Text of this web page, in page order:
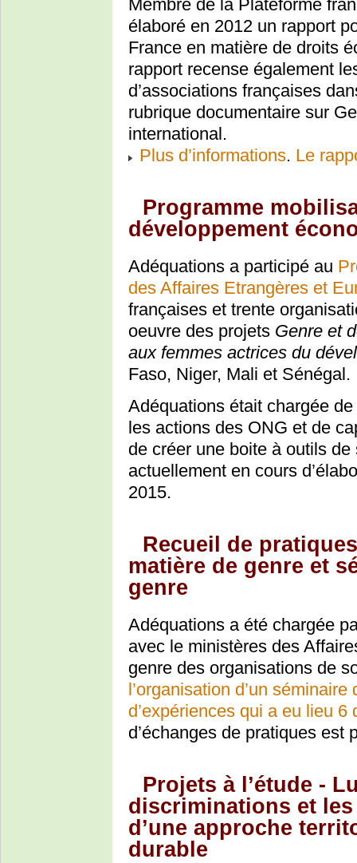
Membre de la Plateforme
élaboré en 2012 un rapport
France en matière de droits
rapport recense également
d’associations françaises
rubrique documentaire sur
international.
Plus d’informations. Le
Programme
développement
Adéquations a participé au
des Affaires Etrangères et
françaises et trente
oeuvre des projets Genre et
aux femmes actrices du
Faso, Niger, Mali et Sénégal.
Adéquations était chargée
les actions des ONG et de
de créer une boite à outils
actuellement en cours
2015.
Recueil de
matière de genre et
genre
Adéquations a été chargée
avec le ministères des
genre des organisations de
l’organisation d’un
d’expériences qui a eu lieu 6
d’échanges de pratiques est
Projets à l’étude -
discriminations et
d’une approche
durable